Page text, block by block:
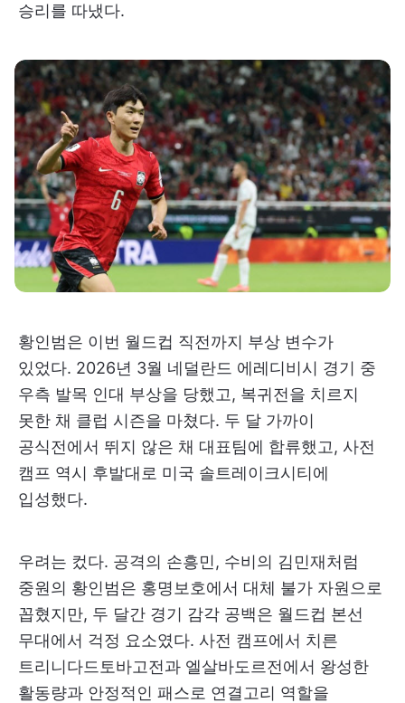
승리를 따냈다.
황인범은 이번 월드컵 직전까지 부상 변수가
있었다. 2026년 3월 네덜란드 에레디비시 경기 중
우측 발목 인대 부상을 당했고, 복귀전을 치르지
못한 채 클럽 시즌을 마쳤다. 두 달 가까이
공식전에서 뛰지 않은 채 대표팀에 합류했고, 사전
캠프 역시 후발대로 미국 솔트레이크시티에
입성했다.
우려는 컸다. 공격의 손흥민, 수비의 김민재처럼
중원의 황인범은 홍명보호에서 대체 불가 자원으로
꼽혔지만, 두 달간 경기 감각 공백은 월드컵 본선
무대에서 걱정 요소였다. 사전 캠프에서 치른
트리니다드토바고전과 엘살바도르전에서 왕성한
활동량과 안정적인 패스로 연결고리 역할을